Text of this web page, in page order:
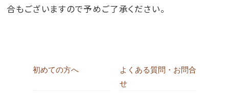
合もございますので予めご了承ください。
初めての方へ
よくある質問・お問合
せ